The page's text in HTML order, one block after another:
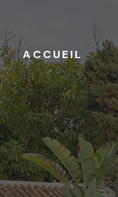
ACCUEIL